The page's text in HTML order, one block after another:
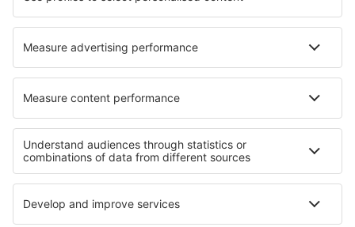
Hoteluri în Silver Mountain Hoteluri în Wanze
Cele mai bune hoteluri - regiuni
Hoteluri in Italy - sun and beach Hoteluri in Italy - ski
Hoteluri in Val di Fiemme Hoteluri in Umbria
Hoteluri in Capri Island Hoteluri în Kenya